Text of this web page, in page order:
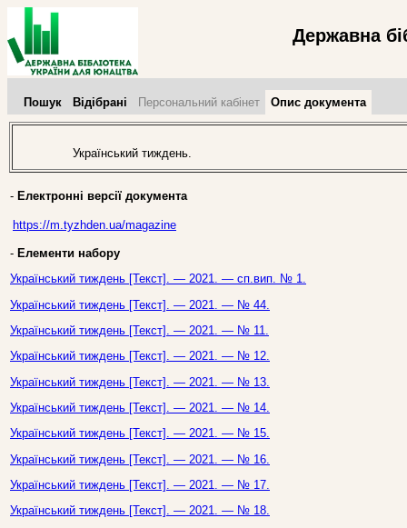
Державна
Пошук Відібрані Персональний кабінет Опис документа
Український тиждень.
- Електронні версії документа
https://m.tyzhden.ua/magazine
- Елементи набору
Український тиждень [Текст]. — 2021. — сп.вип. № 1.
Український тиждень [Текст]. — 2021. — № 44.
Український тиждень [Текст]. — 2021. — № 11.
Український тиждень [Текст]. — 2021. — № 12.
Український тиждень [Текст]. — 2021. — № 13.
Український тиждень [Текст]. — 2021. — № 14.
Український тиждень [Текст]. — 2021. — № 15.
Український тиждень [Текст]. — 2021. — № 16.
Український тиждень [Текст]. — 2021. — № 17.
Український тиждень [Текст]. — 2021. — № 18.